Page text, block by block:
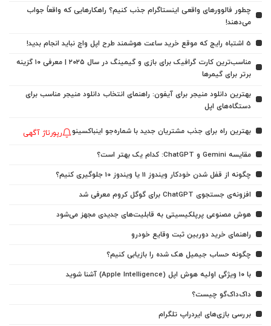
چطور فالوورهای واقعی اینستاگرام جذب کنیم؟ راهکارهایی که واقعاً جواب
می‌دهند!
5 اشتباه رایج که موقع خرید ساعت هوشمند طرح اپل واچ نباید انجام بدید!
مناسب‌ترین کارت گرافیک برای بازی و گیمینگ در سال ۲۰۲۵ | معرفی ۱۰ گزینه
برتر برای گیمرها
بهترین دانلود منیجر برای آیفون: راهنمای انتخاب دانلود منیجر مناسب برای
دستگاه‌های اپل
بهترین راه برای جذب مشتریان جدید با شماره‌جو اینباکسینو رپورتاژ آگهی
مقایسه Gemini و ChatGPT: کدام یک بهتر است؟
چگونه از قفل شدن خودکار ویندوز 11 یا ویندوز 10 جلوگیری کنیم؟
افزونه‌ی جستجوی ChatGPT برای گوگل کروم معرفی شد
هوش مصنوعی پرپلکیسیتی به قابلیت‌های جدیدی مجهز می‌شود
راهنمای خرید دوربین ثبت وقایع خودرو
چگونه حساب جیمیل هک شده را بازیابی کنیم؟
با ۱۰ ویژگی اولیه هوش اپل (Apple Intelligence) آشنا شوید
داک‌داک‌گو چیست؟
بررسی بازی‌های ایردراپ تلگرام